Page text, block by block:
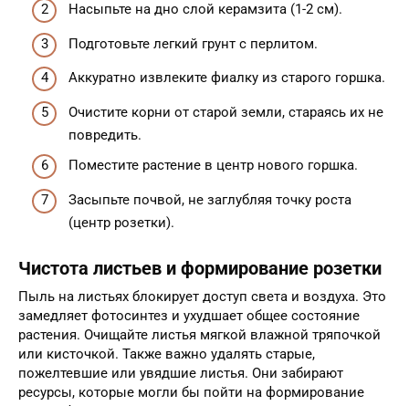
Насыпьте на дно слой керамзита (1-2 см).
Подготовьте легкий грунт с перлитом.
Аккуратно извлеките фиалку из старого горшка.
Очистите корни от старой земли, стараясь их не
повредить.
Поместите растение в центр нового горшка.
Засыпьте почвой, не заглубляя точку роста
(центр розетки).
Чистота листьев и формирование розетки
Пыль на листьях блокирует доступ света и воздуха. Это
замедляет фотосинтез и ухудшает общее состояние
растения. Очищайте листья мягкой влажной тряпочкой
или кисточкой. Также важно удалять старые,
пожелтевшие или увядшие листья. Они забирают
ресурсы, которые могли бы пойти на формирование